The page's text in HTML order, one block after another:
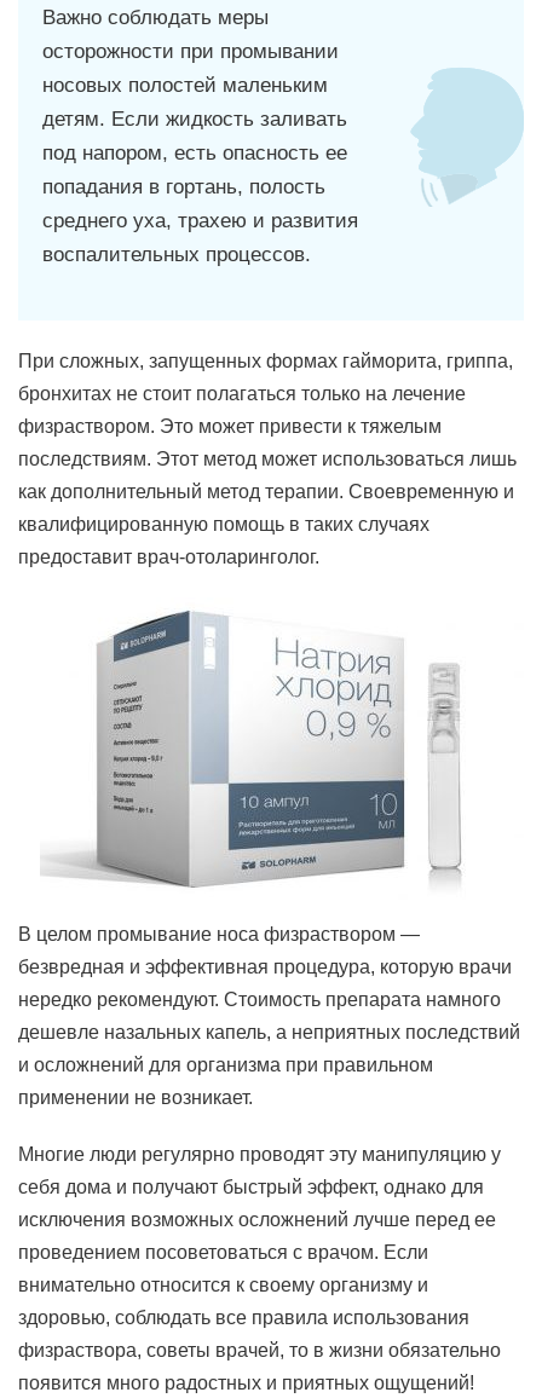
Важно соблюдать меры
осторожности при промывании
носовых полостей маленьким
детям. Если жидкость заливать
под напором, есть опасность ее
попадания в гортань, полость
среднего уха, трахею и развития
воспалительных процессов.
При сложных, запущенных формах гайморита, гриппа,
бронхитах не стоит полагаться только на лечение
физраствором. Это может привести к тяжелым
последствиям. Этот метод может использоваться лишь
как дополнительный метод терапии. Своевременную и
квалифицированную помощь в таких случаях
предоставит врач-отоларинголог.
В целом промывание носа физраствором —
безвредная и эффективная процедура, которую врачи
нередко рекомендуют. Стоимость препарата намного
дешевле назальных капель, а неприятных последствий
и осложнений для организма при правильном
применении не возникает.
Многие люди регулярно проводят эту манипуляцию у
себя дома и получают быстрый эффект, однако для
исключения возможных осложнений лучше перед ее
проведением посоветоваться с врачом. Если
внимательно относится к своему организму и
здоровью, соблюдать все правила использования
физраствора, советы врачей, то в жизни обязательно
появится много радостных и приятных ощущений!